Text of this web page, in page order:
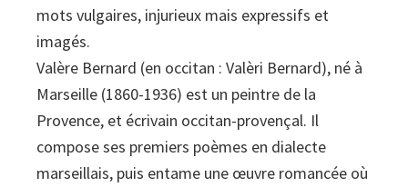
mots vulgaires, injurieux mais expressifs et
imagés.
Valère Bernard (en occitan : Valèri Bernard), né à
Marseille (1860-1936) est un peintre de la
Provence, et écrivain occitan-provençal. Il
compose ses premiers poèmes en dialecte
marseillais, puis entame une œuvre romancée où